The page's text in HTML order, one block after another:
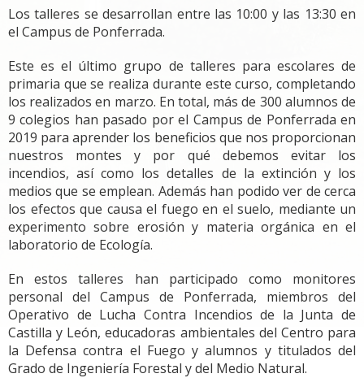
Los talleres se desarrollan entre las 10:00 y las 13:30 en
el Campus de Ponferrada.
Este es el último grupo de talleres para escolares de
primaria que se realiza durante este curso, completando
los realizados en marzo. En total, más de 300 alumnos de
9 colegios han pasado por el Campus de Ponferrada en
2019 para aprender los beneficios que nos proporcionan
nuestros montes y por qué debemos evitar los
incendios, así como los detalles de la extinción y los
medios que se emplean. Además han podido ver de cerca
los efectos que causa el fuego en el suelo, mediante un
experimento sobre erosión y materia orgánica en el
laboratorio de Ecología.
En estos talleres han participado como monitores
personal del Campus de Ponferrada, miembros del
Operativo de Lucha Contra Incendios de la Junta de
Castilla y León, educadoras ambientales del Centro para
la Defensa contra el Fuego y alumnos y titulados del
Grado de Ingeniería Forestal y del Medio Natural.